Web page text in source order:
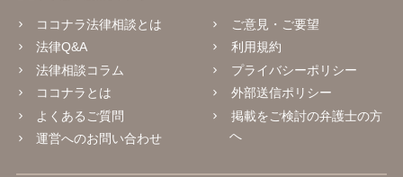
ココナラ法律相談とは
法律Q&A
法律相談コラム
ココナラとは
よくあるご質問
運営へのお問い合わせ
ご意見・ご要望
利用規約
プライバシーポリシー
外部送信ポリシー
掲載をご検討の弁護士の方
へ